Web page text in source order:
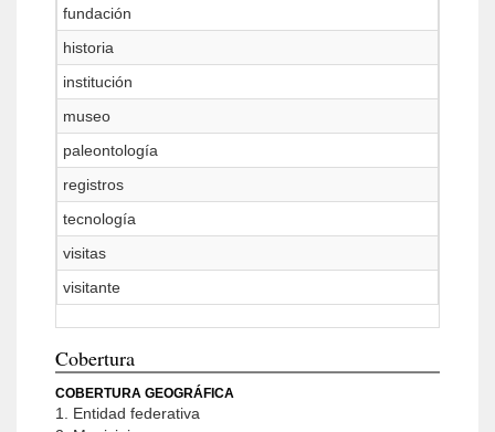
fundación
historia
institución
museo
paleontología
registros
tecnología
visitas
visitante
Cobertura
COBERTURA GEOGRÁFICA
1. Entidad federativa